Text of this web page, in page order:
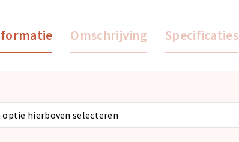
Omschrijving Specificaties
hierboven selecteren